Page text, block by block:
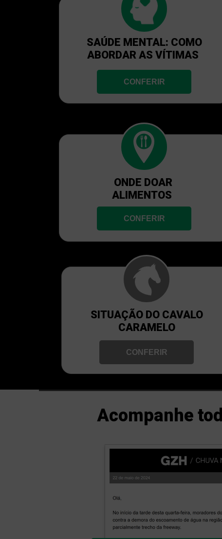
ONDE DOAR
ALIMENTOS
CONFERIR
SITUAÇÃO DO CAVALO
CARAMELO
CONFERIR
SAÚDE MENTAL: COMO
ABORDAR AS VÍTIMAS
CONFERIR
Acompanhe